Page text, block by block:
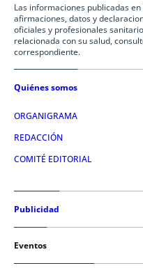
Las informaciones publicadas
afirmaciones, datos y
oficiales y profesionales
relacionada con su salud,
correspondiente.
Quiénes somos
ORGANIGRAMA
REDACCIÓN
COMITÉ EDITORIAL
Publicidad
Eventos